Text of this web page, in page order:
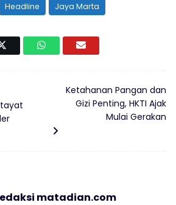
Headline Jaya Marta
Ketahanan Pangan dan
Gizi Penting, HKTI Ajak
Mulai Gerakan
matadian.com